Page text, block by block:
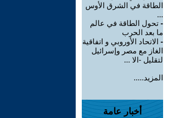
الطاقة في الشرق الأوس
...
- تحول الطاقة في عالم
ما بعد الحرب
- الاتحاد الأوروبي و اتفاقية
الغاز مع مصر وإسرائيل
لتقليل -الا ...
المزيد.....
أخبار عامة